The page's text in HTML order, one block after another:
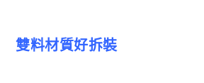
雙料材質好拆裝